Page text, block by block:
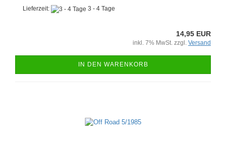
Lieferzeit: 3 - 4 Tage
14,95 EUR
inkl. 7% MwSt. zzgl. Versand
IN DEN WARENKORB